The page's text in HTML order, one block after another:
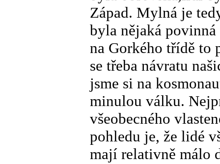
Západ. Mylná je
byla nějaká
na Gorkého třídě to
se třeba návratu
jsme si na
minulou válku.
všeobecného
pohledu je, že lidé
mají relativně málo